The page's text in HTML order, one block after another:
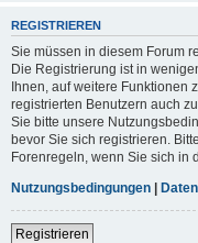
REGISTRIEREN
Sie müssen in diesem Forum
Die Registrierung ist in
Ihnen, auf weitere Funktionen
registrierten Benutzern auch
Sie bitte unsere
bevor Sie sich registrieren.
Forenregeln, wenn Sie sich in
Nutzungsbedingungen |
Registrieren